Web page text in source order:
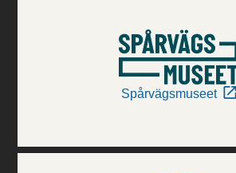
Spårvägsmuseet